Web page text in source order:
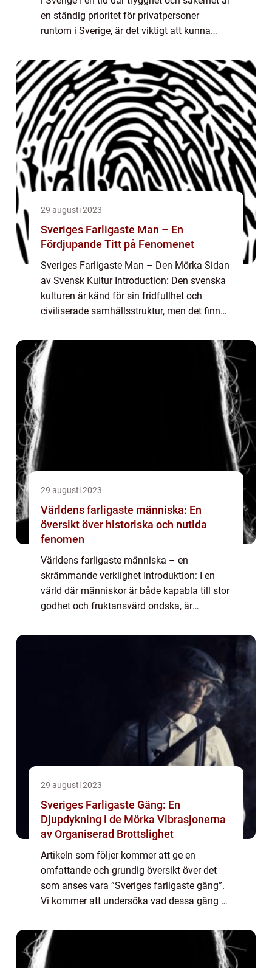
en ständig prioritet för privatpersoner
runtom i Sverige, är det viktigt att kunna
farligaste i landet. Genom att för...
29 augusti 2023
Sveriges Farligaste Man – En
Fördjupande Titt på Fenomenet
Sveriges Farligaste Man – Den Mörka Sidan
av Svensk Kultur Introduction: Den svenska
kulturen är känd för sin fridfullhet och
civiliserade samhällsstruktur, men det finns
Farligaste Man” är ett fe...
29 augusti 2023
Världens farligaste människa: En
översikt över historiska och nutida
fenomen
Världens farligaste människa – en
skrämmande verklighet Introduktion: I en
värld där människor är både kapabla till stor
godhet och fruktansvärd ondska, är
som fängslar och skrämmer både allmä...
29 augusti 2023
Sveriges Farligaste Gäng: En
Djupdykning i de Mörka Vibrasjonerna
av Organiserad Brottslighet
Artikeln som följer kommer att ge en
omfattande och grundig översikt över det
som anses vara ”Sveriges farligaste gäng”.
Vi kommer att undersöka vad dessa gäng är,
till och med ta en titt på kv...